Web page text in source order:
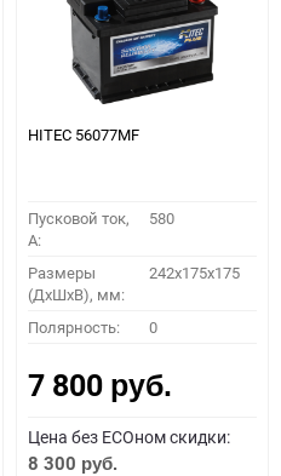
HITEC 56077MF
Пусковой ток,
A:
580
Размеры
(ДхШхВ), мм:
242x175x175
Полярность: 0
7 800 руб.
Цена без ECOном скидки:
8 300 руб.